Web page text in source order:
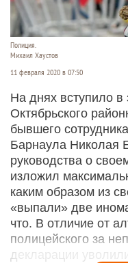
Полиция.
Михаил Хаустов
11 февраля 2020 в 07:50
На днях вступило
Октябрьского
бывшего
Барнаула Николая
руководства о
изложил
каким образом из
«выпали» две
что. В отличие от
полицейского за
декларации